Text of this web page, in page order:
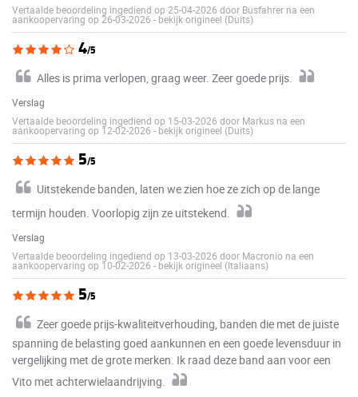
Vertaalde beoordeling ingediend op 25-04-2026 door Busfahrer na een
aankoopervaring op 26-03-2026 - bekijk origineel (Duits)
4/5
Alles is prima verlopen, graag weer. Zeer goede prijs.
Verslag
Vertaalde beoordeling ingediend op 15-03-2026 door Markus na een
aankoopervaring op 12-02-2026 - bekijk origineel (Duits)
5/5
Uitstekende banden, laten we zien hoe ze zich op de lange
termijn houden. Voorlopig zijn ze uitstekend.
Verslag
Vertaalde beoordeling ingediend op 13-03-2026 door Macronio na een
aankoopervaring op 10-02-2026 - bekijk origineel (Italiaans)
5/5
Zeer goede prijs-kwaliteitverhouding, banden die met de juiste
spanning de belasting goed aankunnen en een goede levensduur in
vergelijking met de grote merken. Ik raad deze band aan voor een
Vito met achterwielaandrijving.